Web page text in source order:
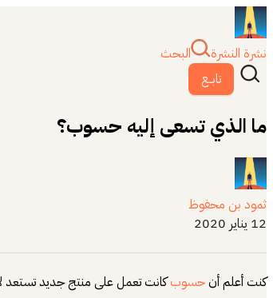
نشرة النشرة
البحث
تابــع
ما الذي تسعى إليه حسوب؟
ثمود بن محفوظ
12 يناير 2020
كنت أعلم أنحسوبكانت تعمل على منتج جديد تستعد لإطلاقه في نهاية العام 2019، وكنت أظن أن الشركة ستقوم بإطلاق خدمة لها علاقة